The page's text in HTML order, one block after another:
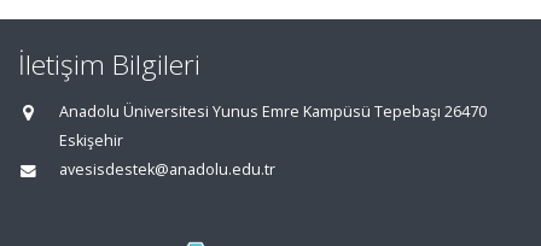
İletişim Bilgileri
Anadolu Üniversitesi Yunus Emre Kampüsü Tepebaşı 26470
Eskişehir
avesisdestek@anadolu.edu.tr